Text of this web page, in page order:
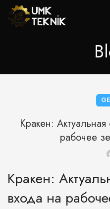
Кракен:
рабочее
Кракен:
входа на